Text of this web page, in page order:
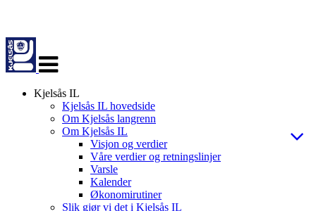
navigasjon
Kjelsås IL
Kjelsås IL hovedside
Om Kjelsås langrenn
Om Kjelsås IL
Visjon og verdier
Våre verdier og retningslinjer
Varsle
Kalender
Økonomirutiner
Slik gjør vi det i Kjelsås IL